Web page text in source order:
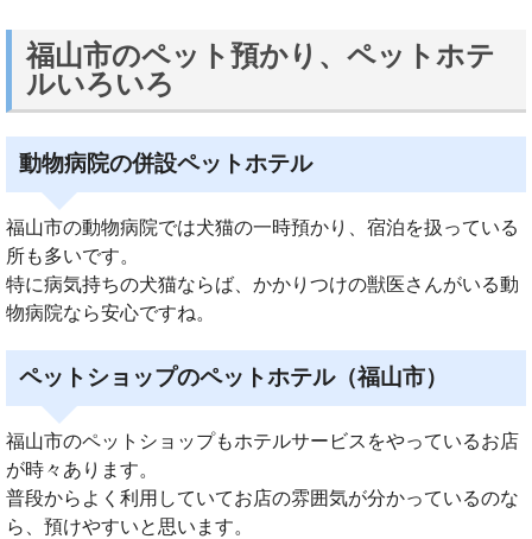
福山市のペット預かり、ペットホテ
ルいろいろ
動物病院の併設ペットホテル
福山市の動物病院では犬猫の一時預かり、宿泊を扱っている
所も多いです。
特に病気持ちの犬猫ならば、かかりつけの獣医さんがいる動
物病院なら安心ですね。
ペットショップのペットホテル（福山市）
福山市のペットショップもホテルサービスをやっているお店
が時々あります。
普段からよく利用していてお店の雰囲気が分かっているのな
ら、預けやすいと思います。